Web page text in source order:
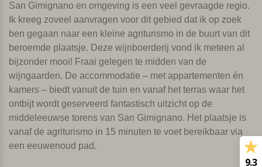
San Gimignano en omgeving is een veel gevraagde regio.
Ik kreeg zoveel aanvragen voor dit gebied dat ik op zoek
ben gegaan naar een kleine agriturismo in de buurt van dit
beroemde plaatsje. Deze wijnboerderij vond ik meteen al
bijzonder mooi! Fraai gelegen te midden van de
wijngaarden. De accommodatie – met appartementen én
kamers – biedt vanuit de tuin en vanaf het terras waar het
ontbijt wordt geserveerd fantastisch uitzicht op de
middeleeuwse torens van San Gimignano. Het plaatsje is
vanaf de agriturismo in 15 minuten te voet bereikbaar via
een eeuwenoud pad.
9.3